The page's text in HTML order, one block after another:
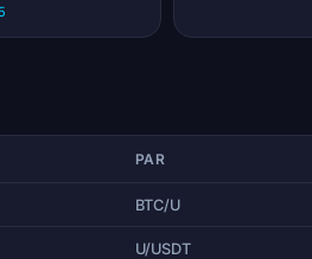
PAR
BTC/U
U/USDT